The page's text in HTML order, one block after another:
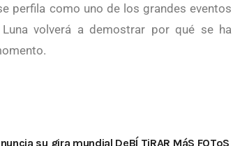
perfila como uno de los grandes eventos
volverá a demostrar por qué se ha
su gira mundial DeBÍ TiRAR MáS FOToS